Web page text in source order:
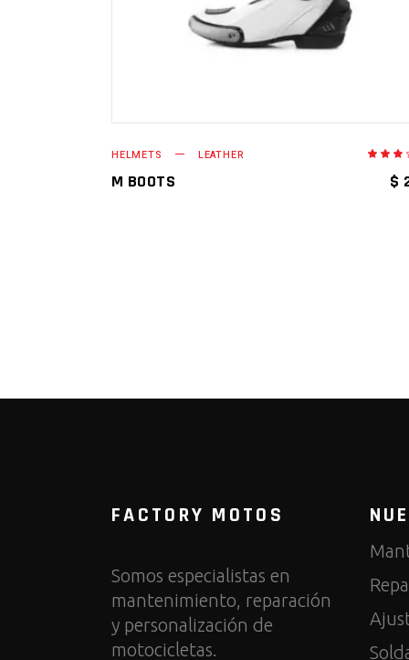
HELMETS LEATHER
de
5
M BOOTS $
FACTORY MOTOS
Somos especialistas en
mantenimiento, reparación
y personalización de
motocicletas.